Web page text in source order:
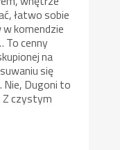
łatwo sobie
komendzie
To cenny
na
się
Nie, Dugoni to
Z czystym